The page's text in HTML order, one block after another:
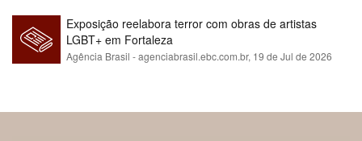
Exposição reelabora terror com obras de artistas
LGBT+ em Fortaleza
Agência Brasil - agenciabrasil.ebc.com.br, 19 de Jul de 2026